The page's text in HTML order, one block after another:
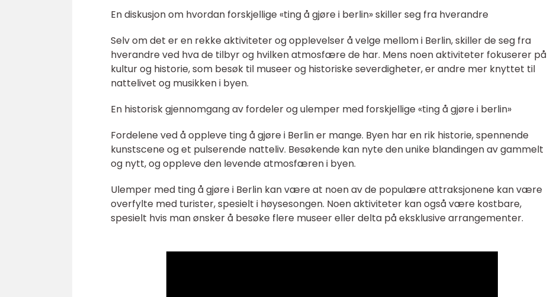
En diskusjon om hvordan forskjellige «ting å gjøre i berlin» skiller seg fra hverandre
Selv om det er en rekke aktiviteter og opplevelser å velge mellom i Berlin, skiller de seg fra
hverandre ved hva de tilbyr og hvilken atmosfære de har. Mens noen aktiviteter fokuserer på
kultur og historie, som besøk til museer og historiske severdigheter, er andre mer knyttet til
nattelivet og musikken i byen.
En historisk gjennomgang av fordeler og ulemper med forskjellige «ting å gjøre i berlin»
Fordelene ved å oppleve ting å gjøre i Berlin er mange. Byen har en rik historie, spennende
kunstscene og et pulserende natteliv. Besøkende kan nyte den unike blandingen av gammelt
og nytt, og oppleve den levende atmosfæren i byen.
Ulemper med ting å gjøre i Berlin kan være at noen av de populære attraksjonene kan være
overfylte med turister, spesielt i høysesongen. Noen aktiviteter kan også være kostbare,
spesielt hvis man ønsker å besøke flere museer eller delta på eksklusive arrangementer.